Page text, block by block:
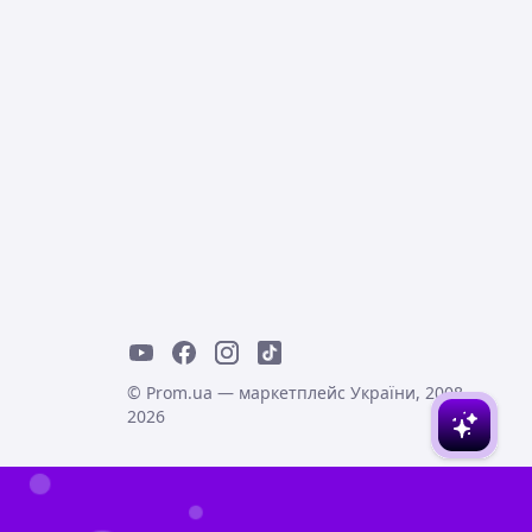
© Prom.ua — маркетплейс України, 2008-
2026